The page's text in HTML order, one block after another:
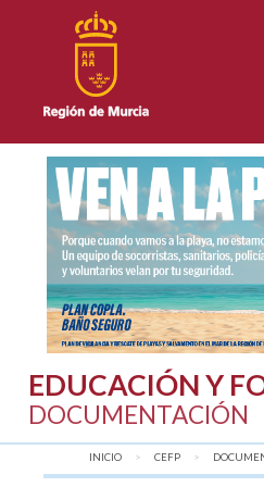
EDUCACIÓN Y
DOCUMENTACIÓN
INICIO CEFP